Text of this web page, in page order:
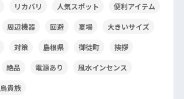
リカバリ 人気スポット 便利アイテム
周辺機器 回避 夏場 大きいサイズ
対策 島根県 御徒町 挨拶
絶品 電源あり 風水インセンス
鳥貴族